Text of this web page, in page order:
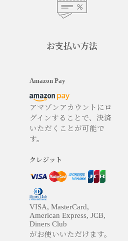
お支払い方法
Amazon Pay
アマゾンアカウントにロ
グインすることで、決済
いただくことが可能で
す。
クレジット
VISA, MasterCard,
American Express, JCB,
Diners Club
がお使いいただけます。